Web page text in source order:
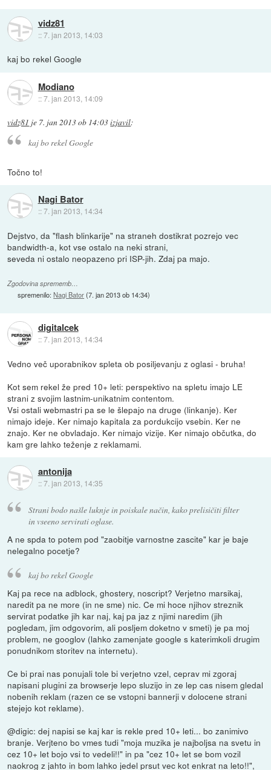
vidz81
::7. jan 2013, 14:03
kaj bo rekel Google
Modiano
::7. jan 2013, 14:09
vidz81 je 7. jan 2013 ob 14:03izjavil:
kaj bo rekel Google
Točno to!
Nagi Bator
::7. jan 2013, 14:34
Dejstvo, da "flash blinkarije" na straneh dostikrat pozrejo vec
bandwidth-a, kot vse ostalo na neki strani,
seveda ni ostalo neopazeno pri ISP-jih. Zdaj pa majo.
Zgodovina sprememb…
spremenilo:Nagi Bator(7. jan 2013 ob 14:34)
digitalcek
::7. jan 2013, 14:34
Vedno več uporabnikov spleta ob posiljevanju z oglasi - bruha!
Kot sem rekel že pred 10+ leti: perspektivo na spletu imajo LE
strani z svojim lastnim-unikatnim contentom.
Vsi ostali webmastri pa se le šlepajo na druge (linkanje). Ker
nimajo ideje. Ker nimajo kapitala za pordukcijo vsebin. Ker ne
znajo. Ker ne obvladajo. Ker nimajo vizije. Ker nimajo občutka, do
kam gre lahko teženje z reklamami.
antonija
::7. jan 2013, 14:35
Strani bodo našle luknje in poiskale način, kako prelisičiti filter
in vseeno servirati oglase.
A ne spda to potem pod "zaobitje varnostne zascite" kar je baje
nelegalno pocetje?
kaj bo rekel Google
Kaj pa rece na adblock, ghostery, noscript? Verjetno marsikaj,
naredit pa ne more (in ne sme) nic. Ce mi hoce njihov streznik
servirat podatke jih kar naj, kaj pa jaz z njimi naredim (jih
pogledam, jim odgovorim, ali posljem doketno v smeti) je pa moj
problem, ne googlov (lahko zamenjate google s katerimkoli drugim
ponudnikom storitev na internetu).
Ce bi prai nas ponujali tole bi verjetno vzel, ceprav mi zgoraj
napisani plugini za browserje lepo sluzijo in ze lep cas nisem gledal
nobenih reklam (razen ce se vstopni bannerji v dolocene strani
stejejo kot reklame).
@digic: dej napisi se kaj kar is rekle pred 10+ leti... bo zanimivo
branje. Verjteno bo vmes tudi "moja muzika je najboljsa na svetu in
cez 10+ let bojo vsi to vedeli!!" in pa "cez 10+ let se bom vozil
naokrog z jahto in bom lahko jedel prsut vec kot enkrat na leto!!",